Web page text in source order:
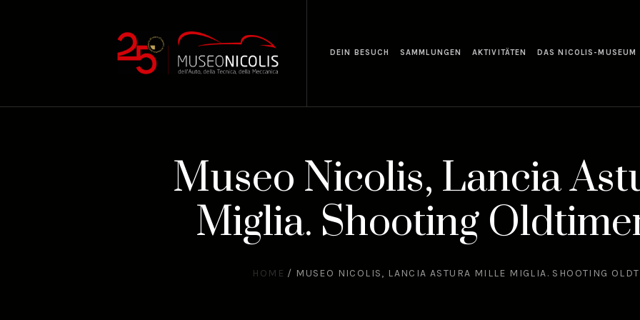
DEIN BESUCH SAMMLUNGEN AKTIVITÄTEN DAS NICOLIS-MUSEUM
Museo Nicolis, Lancia
Miglia. Shooting
HOME / MUSEO NICOLIS, LANCIA ASTURA MILLE MIGLIA. SHOOTING